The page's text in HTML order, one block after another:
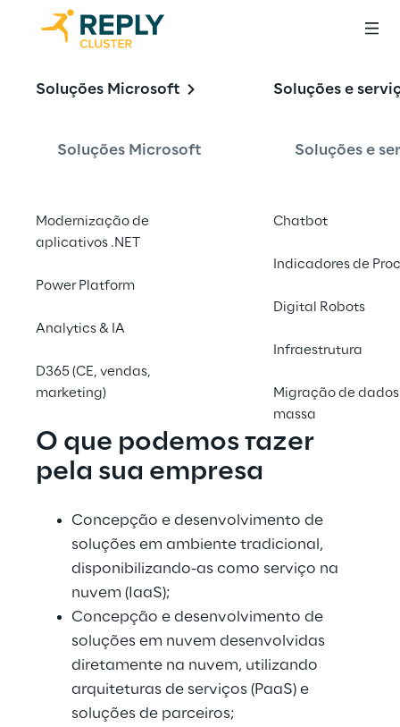
Soluções Microsoft
Soluções Microsoft
Modernização de
aplicativos .NET
Power Platform
Analytics & IA
D365 (CE, vendas,
marketing)
Soluções e
Soluções e
Chatbot
Indicadores de
Digital Robots
Infraestrutura
Migração de
massa
Modernize
Aplicativos
.NET com App Service, Azure SQL DB Cloud
Native Apps com IA, Kubernetes, Azure
Fale conosco
O que podemos fazer
pela sua empresa
Concepção e desenvolvimento de
soluções em ambiente tradicional,
disponibilizando-as como serviço na
nuvem (IaaS);
Concepção e desenvolvimento de
soluções em nuvem desenvolvidas
diretamente na nuvem, utilizando
arquiteturas de serviços (PaaS) e
soluções de parceiros;